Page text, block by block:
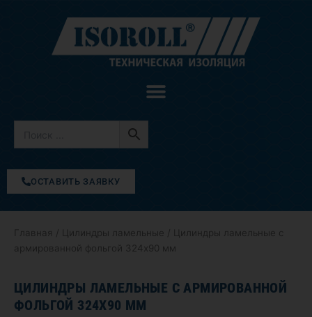
содержимому
ОСТАВИТЬ ЗАЯВКУ
Главная Цилиндры ламельные / Цилиндры ламельные с
армированной фольгой 324х90 мм
ЦИЛИНДРЫ ЛАМЕЛЬНЫЕ С АРМИРОВАННОЙ
ФОЛЬГОЙ 324Х90 ММ